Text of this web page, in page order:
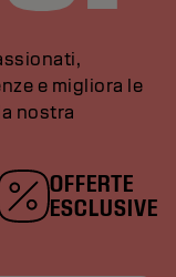
e migliora le
nostra
OFFERTE
ESCLUSIVE